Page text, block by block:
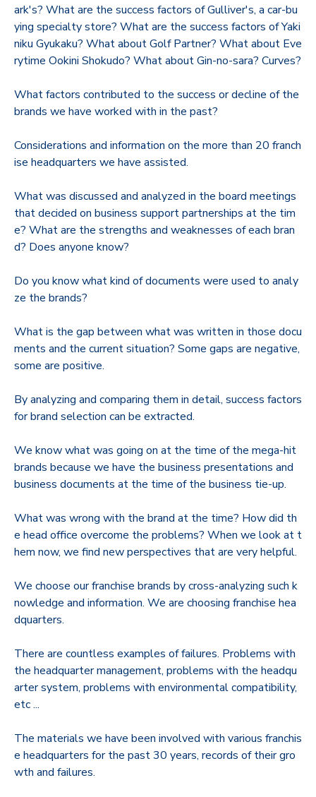
ark's? What are the success factors of Gulliver's, a car-bu
ying specialty store? What are the success factors of Yaki
niku Gyukaku? What about Golf Partner? What about Eve
rytime Ookini Shokudo? What about Gin-no-sara? Curves?
What factors contributed to the success or decline of the
brands we have worked with in the past?
Considerations and information on the more than 20 franch
ise headquarters we have assisted.
What was discussed and analyzed in the board meetings
that decided on business support partnerships at the tim
e? What are the strengths and weaknesses of each bran
d? Does anyone know?
Do you know what kind of documents were used to analy
ze the brands?
What is the gap between what was written in those docu
ments and the current situation? Some gaps are negative,
some are positive.
By analyzing and comparing them in detail, success factors
for brand selection can be extracted.
We know what was going on at the time of the mega-hit
brands because we have the business presentations and
business documents at the time of the business tie-up.
What was wrong with the brand at the time? How did th
e head office overcome the problems? When we look at t
hem now, we find new perspectives that are very helpful.
We choose our franchise brands by cross-analyzing such k
nowledge and information. We are choosing franchise hea
dquarters.
There are countless examples of failures. Problems with
the headquarter management, problems with the headqu
arter system, problems with environmental compatibility,
etc ...
The materials we have been involved with various franchis
e headquarters for the past 30 years, records of their gro
wth and failures.